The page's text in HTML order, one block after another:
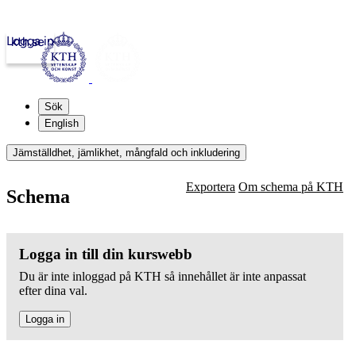
kth.se
Logga in
Sök
English
Jämställdhet, jämlikhet, mångfald och inkludering
Schema Exportera Om schema på KTH
Logga in till din kurswebb
Du är inte inloggad på KTH så innehållet är inte anpassat
efter dina val.
Logga in